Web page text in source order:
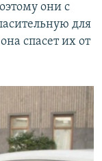
они с
для
спасет их от